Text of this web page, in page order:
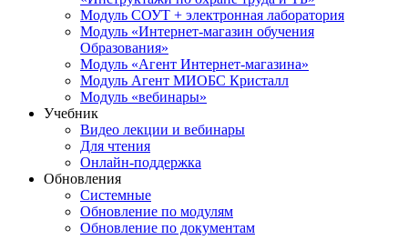
Модуль СОУТ + электронная лаборатория
Модуль «Интернет-магазин обучения
Образования»
Модуль «Агент Интернет-магазина»
Модуль Агент МИОБС Кристалл
Модуль «вебинары»
Учебник
Видео лекции и вебинары
Для чтения
Онлайн-поддержка
Обновления
Системные
Обновление по модулям
Обновление по документам